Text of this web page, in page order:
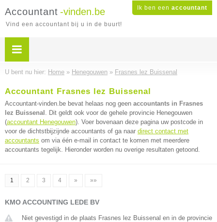
Ik ben een accountant
Accountant -vinden.be
Vind een accountant bij u in de buurt!
U bent nu hier: Home » Henegouwen » Frasnes lez Buissenal
Accountant Frasnes lez Buissenal
Accountant-vinden.be bevat helaas nog geen accountants in Frasnes
lez Buissenal . Dit geldt ook voor de gehele provincie Henegouwen
(accountant Henegouwen). Voer bovenaan deze pagina uw postcode in
voor de dichtstbijzijnde accountants of ga naar direct contact met
accountants om via één e-mail in contact te komen met meerdere
accountants tegelijk. Hieronder worden nu overige resultaten getoond.
1 2 3 4 » »»
KMO ACCOUNTING LEDE BV
Niet gevestigd in de plaats Frasnes lez Buissenal en in de provincie